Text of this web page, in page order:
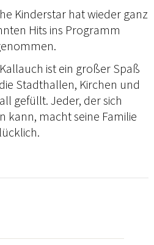
Kinderstar hat wieder ganz
Hits ins Programm
ist ein großer Spaß
Stadthallen, Kirchen und
gefüllt. Jeder, der sich
kann, macht seine Familie